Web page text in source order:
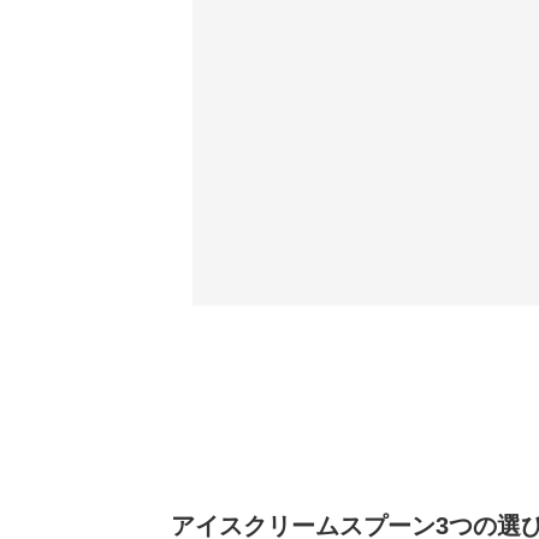
アイスクリームスプーン3つの選